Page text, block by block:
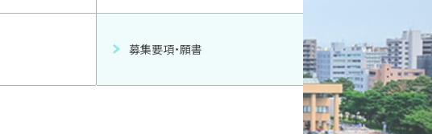
募集要項・願書